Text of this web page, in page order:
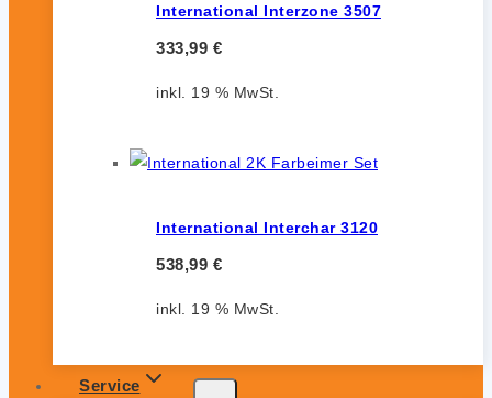
International Interzone 3507
333,99 €
inkl. 19 % MwSt.
International Interchar 3120
538,99 €
inkl. 19 % MwSt.
Service